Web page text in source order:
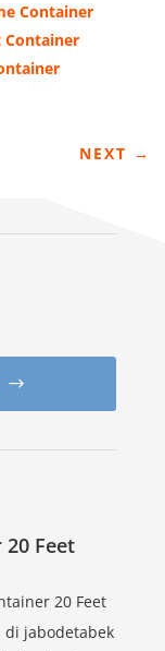
Container
Container
NEXT →
Feet
20 Feet
jabodetabek